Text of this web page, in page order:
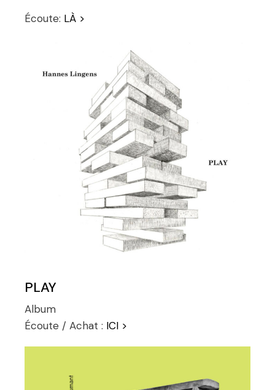
Écoute: LÀ >
PLAY
Album
Écoute / Achat : ICI >